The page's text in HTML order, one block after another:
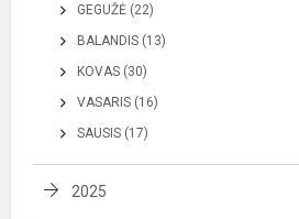
GEGUŽĖ (22)
BALANDIS (13)
KOVAS (30)
VASARIS (16)
SAUSIS (17)
2025